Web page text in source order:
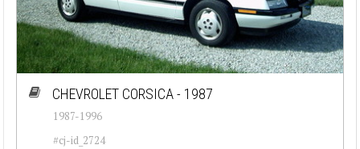
CHEVROLET CORSICA - 1987
1987-1996
#cj-id_2724